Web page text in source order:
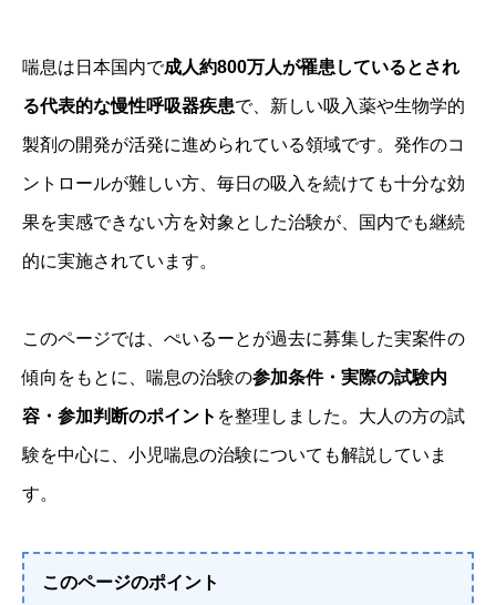
喘息は日本国内で成人約800万人が罹患しているとされ
る代表的な慢性呼吸器疾患で、新しい吸入薬や生物学的
製剤の開発が活発に進められている領域です。発作のコ
ントロールが難しい方、毎日の吸入を続けても十分な効
果を実感できない方を対象とした治験が、国内でも継続
的に実施されています。
このページでは、ぺいるーとが過去に募集した実案件の
傾向をもとに、喘息の治験の参加条件・実際の試験内
容・参加判断のポイント を整理しました。大人の方の試
験を中心に、小児喘息の治験についても解説していま
す。
このページのポイント